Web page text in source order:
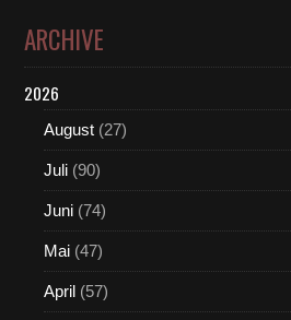
ARCHIVE
2026
August (27)
Juli (90)
Juni (74)
Mai (47)
April (57)